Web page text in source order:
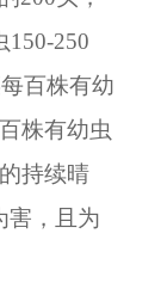
150-250
百株有幼
株有幼虫
持续晴
害，且为